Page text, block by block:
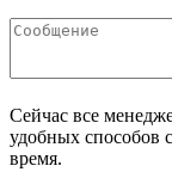
Сейчас все
удобных способов
время.